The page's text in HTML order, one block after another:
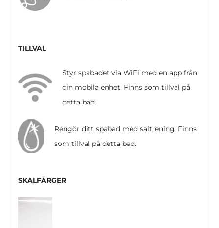
TILLVAL
Styr spabadet via WiFi med en app från
din mobila enhet. Finns som tillval på
detta bad.
Rengör ditt spabad med saltrening. Finns
som tillval på detta bad.
SKALFÄRGER